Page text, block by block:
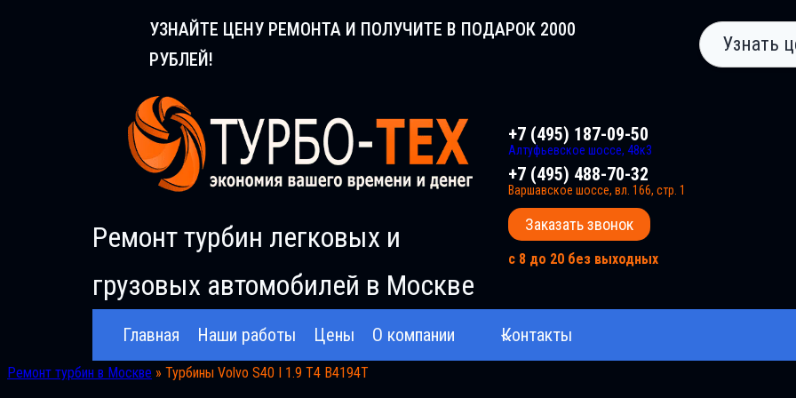
УЗНАЙТЕ ЦЕНУ РЕМОНТА И ПОЛУЧИТЕ В ПОДАРОК 2000
РУБЛЕЙ!
Узнать
Ремонт турбин легковых и
грузовых автомобилей в Москве
+7 (495) 187-09-50
Алтуфьевское шоссе, 48к3
+7 (495) 488-70-32
Варшавское шоссе, вл. 166, стр. 1
Заказать звонок
с 8 до 20 без выходных
Главная Наши работы Цены О компании Контакты
Ремонт турбин в Москве » Турбины Volvo S40 I 1.9 T4 B4194T